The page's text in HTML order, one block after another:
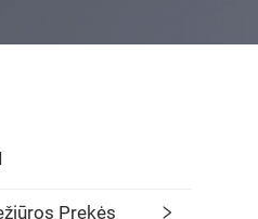
Prekės